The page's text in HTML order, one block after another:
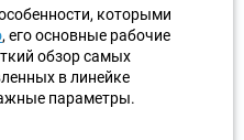
которыми
, его основные рабочие
обзор самых
в линейке
параметры.